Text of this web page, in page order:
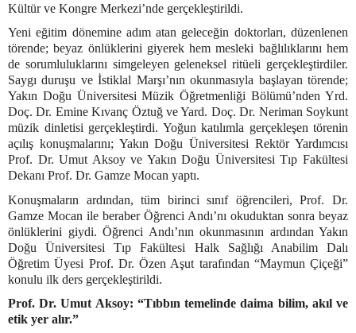
Kültür ve Kongre Merkezi’nde gerçekleştirildi.
Yeni eğitim dönemine adım atan geleceğin doktorları, düzenlenen
törende; beyaz önlüklerini giyerek hem mesleki bağlılıklarını hem
de sorumluluklarını simgeleyen geleneksel ritüeli gerçekleştirdiler.
Saygı duruşu ve İstiklal Marşı’nın okunmasıyla başlayan törende;
Yakın Doğu Üniversitesi Müzik Öğretmenliği Bölümü’nden Yrd.
Doç. Dr. Emine Kıvanç Öztuğ ve Yard. Doç. Dr. Neriman Soykunt
müzik dinletisi gerçekleştirdi. Yoğun katılımla gerçekleşen törenin
açılış konuşmalarını; Yakın Doğu Üniversitesi Rektör Yardımcısı
Prof. Dr. Umut Aksoy ve Yakın Doğu Üniversitesi Tıp Fakültesi
Dekanı Prof. Dr. Gamze Mocan yaptı.
Konuşmaların ardından, tüm birinci sınıf öğrencileri, Prof. Dr.
Gamze Mocan ile beraber Öğrenci Andı’nı okuduktan sonra beyaz
önlüklerini giydi. Öğrenci Andı’nın okunmasının ardından Yakın
Doğu Üniversitesi Tıp Fakültesi Halk Sağlığı Anabilim Dalı
Öğretim Üyesi Prof. Dr. Özen Aşut tarafından “Maymun Çiçeği”
konulu ilk ders gerçekleştirildi.
Prof. Dr. Umut Aksoy: “Tıbbın temelinde daima bilim, akıl ve
etik yer alır.”